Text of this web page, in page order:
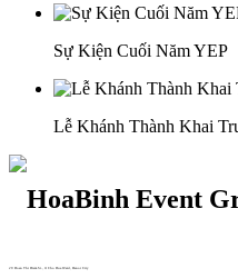
Sự Kiện Cuối Năm YEP
Lễ Khánh Thành Khai
29 Doan Thi Diem St., O Cho Dua Ward, Hanoi City